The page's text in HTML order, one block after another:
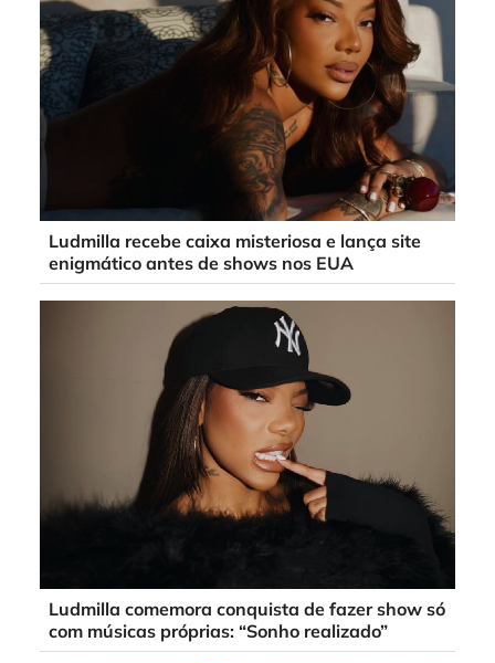
Ludmilla recebe caixa misteriosa e lança site
enigmático antes de shows nos EUA
Ludmilla comemora conquista de fazer show só
com músicas próprias: “Sonho realizado”